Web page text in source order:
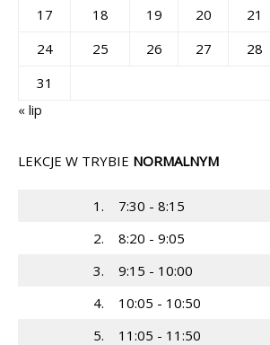
17
18 19 20 21
24
25 26 27 28
31
« lip
LEKCJE W TRYBIE NORMALNYM
1.
7:30 - 8:15
2.
8:20 - 9:05
3.
9:15 - 10:00
4.
10:05 - 10:50
5.
11:05 - 11:50